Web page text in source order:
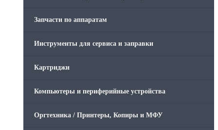
Запчасти по аппаратам
Инструменты для сервиса и заправки
Картриджи
Компьютеры и периферийные устройства
Оргтехника / Принтеры, Копиры и МФУ